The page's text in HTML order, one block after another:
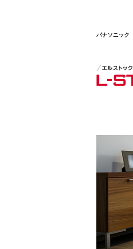
パナソニック